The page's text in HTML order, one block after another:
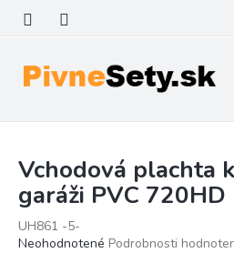
obsah
Vchodová plachta
garáži PVC
UH861 -5-
Priemerné
Neohodnotené Podrobnosti